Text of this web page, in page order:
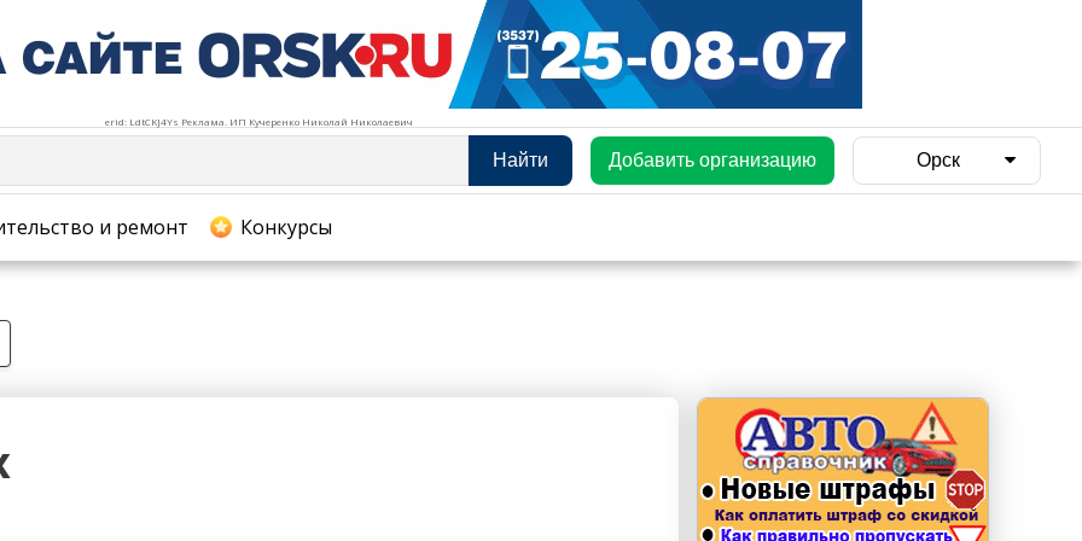
erid: LdtCKJ4Ys Реклама. ИП Кучеренко Николай Николаевич
Найти Добавить организацию Орск
и ремонт Конкурсы